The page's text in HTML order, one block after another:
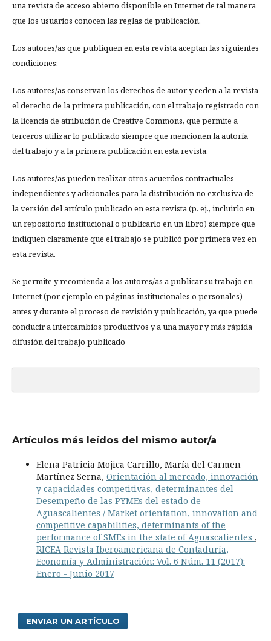
una revista de acceso abierto disponible en Internet de tal manera
que los usuarios conocen las reglas de publicación.
Los autores/as que publiquen en esta revista aceptan las siguientes
condiciones:
Los autores/as conservan los derechos de autor y ceden a la revista
el derecho de la primera publicación, con el trabajo registrado con
la licencia de atribución de Creative Commons, que permite a
terceros utilizar lo publicado siempre que mencionen la autoría
del trabajo y a la primera publicación en esta revista.
Los autores/as pueden realizar otros acuerdos contractuales
independientes y adicionales para la distribución no exclusiva de
la versión del artículo publicado en esta revista (p. ej., incluirlo en
un repositorio institucional o publicarlo en un libro) siempre que
indiquen claramente que el trabajo se publicó por primera vez en
esta revista.
Se permite y recomienda a los autores/as a publicar su trabajo en
Internet (por ejemplo en páginas institucionales o personales)
antes y durante el proceso de revisión y publicación, ya que puede
conducir a intercambios productivos y a una mayor y más rápida
difusión del trabajo publicado
Artículos más leídos del mismo autor/a
Elena Patricia Mojica Carrillo, María del Carmen
Martínez Serna, Orientación al mercado, innovación
y capacidades competitivas, determinantes del
Desempeño de las PYMEs del estado de
Aguascalientes / Market orientation, innovation and
competitive capabilities, determinants of the
performance of SMEs in the state of Aguascalientes ,
RICEA Revista Iberoamericana de Contaduría,
Economía y Administración: Vol. 6 Núm. 11 (2017):
Enero - Junio 2017
ENVIAR UN ARTÍCULO